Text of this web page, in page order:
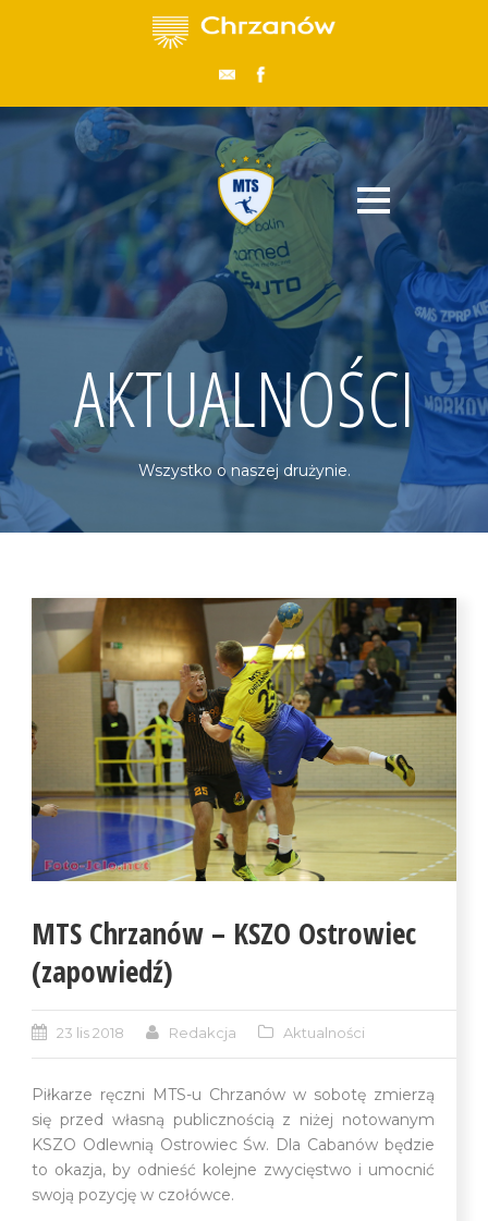
AKTUALNOŚCI
Wszystko o naszej drużynie.
MTS Chrzanów – KSZO Ostrowiec
(zapowiedź)
23 lis 2018 Redakcja Aktualności
Piłkarze ręczni MTS-u Chrzanów w sobotę zmierzą
się przed własną publicznością z niżej notowanym
KSZO Odlewnią Ostrowiec Św. Dla Cabanów będzie
to okazja, by odnieść kolejne zwycięstwo i umocnić
swoją pozycję w czołówce.